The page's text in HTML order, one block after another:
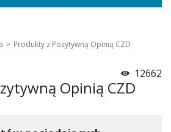
Produkty z Pozytywną Opinią CZD
12662
Opinią CZD